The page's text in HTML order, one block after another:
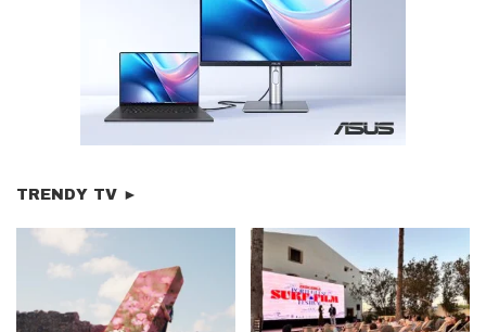
TRENDY TV ►